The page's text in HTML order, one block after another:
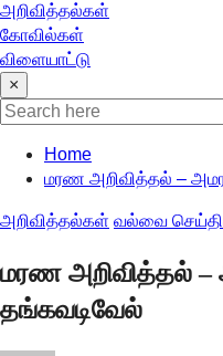
அறிவித்தல்கள்
கோவில்கள்
விளையாட்டு
×
Home
மரண அறிவித்தல் –
அறிவித்தல்கள் வல்வை
மரண அறிவித்தல் –
தங்கவடிவேல்